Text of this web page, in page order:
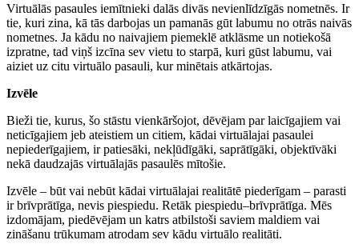
Virtuālās pasaules iemītnieki dalās divās nevienlīdzīgās nometnēs. Ir
tie, kuri zina, kā tās darbojas un pamanās gūt labumu no otrās naivās
nometnes. Ja kādu no naivajiem piemeklē atklāsme un notiekošā
izpratne, tad viņš izcīna sev vietu to starpā, kuri gūst labumu, vai
aiziet uz citu virtuālo pasauli, kur minētais atkārtojas.
Izvēle
Bieži tie, kurus, šo stāstu vienkāršojot, dēvējam par laicīgajiem vai
neticīgajiem jeb ateistiem un citiem, kādai virtuālajai pasaulei
nepiederīgajiem, ir patiesāki, nekļūdīgāki, saprātīgāki, objektīvāki
nekā daudzajās virtuālajās pasaulēs mītošie.
Izvēle – būt vai nebūt kādai virtuālajai realitātē piederīgam – parasti
ir brīvprātīga, nevis piespiedu. Retāk piespiedu–brīvprātīga. Mēs
izdomājam, piedēvējam un katrs atbilstoši saviem maldiem vai
zināšanu trūkumam atrodam sev kādu virtuālo realitāti.